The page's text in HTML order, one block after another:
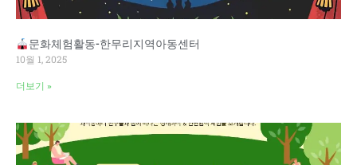
문화체험활동-한무리지역아동센터
10월 1, 2025
더보기 »